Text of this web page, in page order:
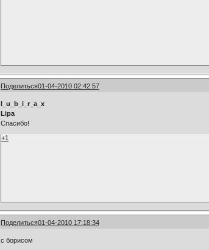
Поделиться01-04-2010 02:42:57
l_u_b_i_r_a_x
Lipa
Спасибо!
+1
Поделиться01-04-2010 17:18:34
с борисом